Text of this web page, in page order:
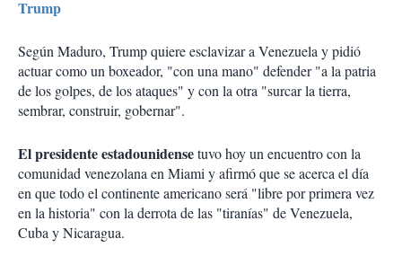
Trump
Según Maduro, Trump quiere esclavizar a Venezuela y pidió
actuar como un boxeador, "con una mano" defender "a la patria
de los golpes, de los ataques" y con la otra "surcar la tierra,
sembrar, construir, gobernar".
El presidente estadounidensetuvo hoy un encuentro con la
comunidad venezolana en Miami y afirmó que se acerca el día
en que todo el continente americano será "libre por primera vez
en la historia" con la derrota de las "tiranías" de Venezuela,
Cuba y Nicaragua.